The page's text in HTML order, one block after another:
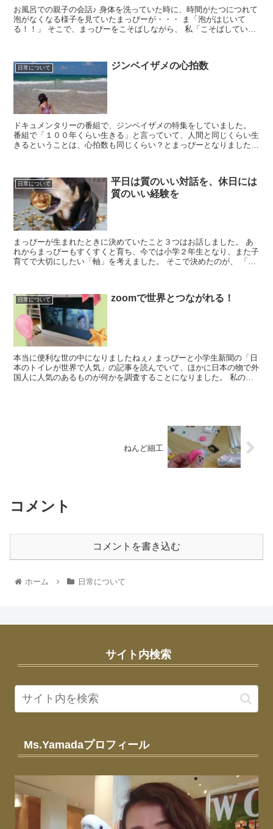
お風呂での親子の会話♪ 身体を洗っていた時に、時間がたつにつれて
泡がなくなる様子を見ていたまっぴーが・・・ ま「泡がはじいて
る！！」 そこで、まっぴーをこそばしながら、 私「こそばしている
日常について ジンベイザメの心拍数
ドキュメンタリーの番組で、ジンベイザメの特集をしていました。
番組で「１００年くらい生きる」と言っていて、人間と同じくらい生
きるということは、心拍数も同じくらい？とまっぴーとなりました
日常について
平日は質のいい対話を、休日には
質のいい経験を
まっぴーが生まれたときに決めていたこと３つはお話しました。 あ
れからまっぴーもすくすくと育ち、今では小学２年生となり、また子
育てで大切にしたい「軸」を考えました。 そこで決めたのが、 「平
日常について zoomで世界とつながれる！
本当に便利な世の中になりましたねぇ♪ まっぴーと小学生新聞の「日
本のトイレが世界で人気」の記事を読んでいて、ほかに日本の物で外
国人に人気のあるものが何かを調査することになりました。 私の友
ねんど細工
コメント
コメントを書き込む
ホーム 日常について
サイト内検索
Ms.Yamadaプロフィール